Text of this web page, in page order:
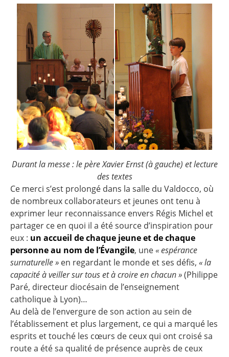
Durant la messe : le père Xavier Ernst (à gauche) et lecture
des textes
Ce merci s’est prolongé dans la salle du Valdocco, où
de nombreux collaborateurs et jeunes ont tenu à
exprimer leur reconnaissance envers Régis Michel et
partager ce en quoi il a été source d’inspiration pour
eux : un accueil de chaque jeune et de chaque
personne au nom de l’Évangile, une« espérance
surnaturelle » en regardant le monde et ses défis, « la
capacité à veiller sur tous et à croire en chacun »(Philippe
Paré, directeur diocésain de l’enseignement
catholique à Lyon)…
Au delà de l’envergure de son action au sein de
l’établissement et plus largement, ce qui a marqué les
esprits et touché les cœurs de ceux qui ont croisé sa
route a été sa qualité de présence auprès de ceux